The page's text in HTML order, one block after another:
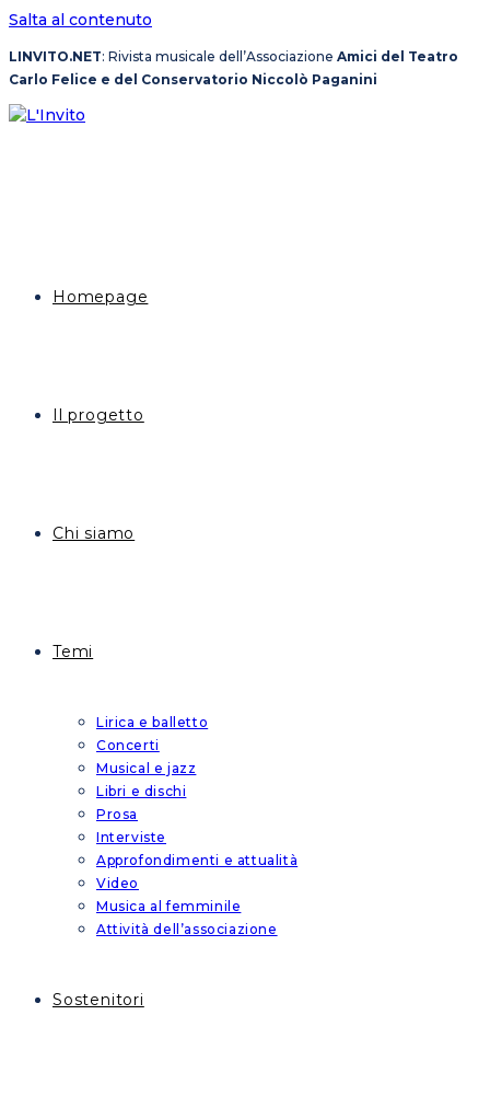
Salta al contenuto
LINVITO.NET: Rivista musicale dell’Associazione Amici del Teatro
Carlo Felice e del Conservatorio Niccolò Paganini
Homepage
Il progetto
Chi siamo
Temi
Lirica e balletto
Concerti
Musical e jazz
Libri e dischi
Prosa
Interviste
Approfondimenti e attualità
Video
Musica al femminile
Attività dell’associazione
Sostenitori